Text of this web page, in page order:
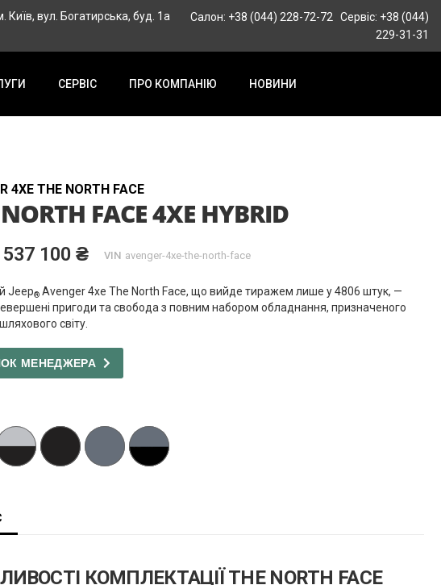
Київ, вул. Богатирська, буд. 1а Салон: +38 (044) 228-72-72
Сервіс: +38 (044)
229-31-31
СЕРВІС ПРО КОМПАНІЮ НОВИНИ
4XE THE NORTH FACE
FACE 4XE HYBRID
537 100 ₴ VIN avenger-4xe-the-north-face
Jeep® Avenger4xe The North Face, що вийде тиражем лише у 4806 штук, —
пригоди та свобода з повним набором обладнання, призначеного
світу.
МЕНЕДЖЕРА
КОМПЛЕКТАЦІЇ THE NORTH FACE